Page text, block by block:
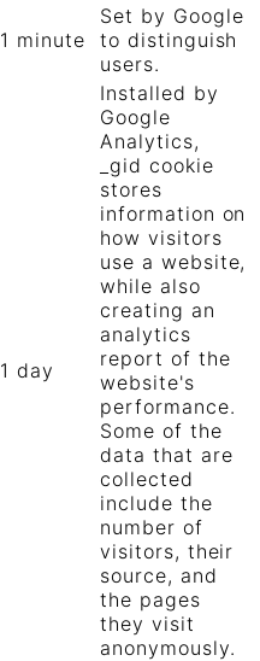
1 minute
Set by Google
to distinguish
users.
1 day
Installed by
Google
Analytics,
_gid cookie
stores
information on
how visitors
use a website,
while also
creating an
analytics
report of the
website's
performance.
Some of the
data that are
collected
include the
number of
visitors, their
source, and
the pages
they visit
anonymously.